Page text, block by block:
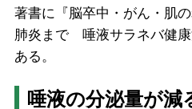
著書に『脳卒中・がん・肌
肺炎まで 唾液サラネバ健
ある。
唾液の分泌量が減